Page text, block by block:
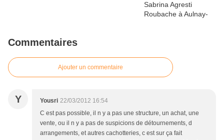
Commentaires
Ajouter un commentaire
Y Yousri 22/03/2012 16:54
C est pas possible, il n y a pas une structure, un achat, une
vente, ou il n y a pas de suspicions de détournements, d
arrangements, et autres cachotteries, c est sur ça fait